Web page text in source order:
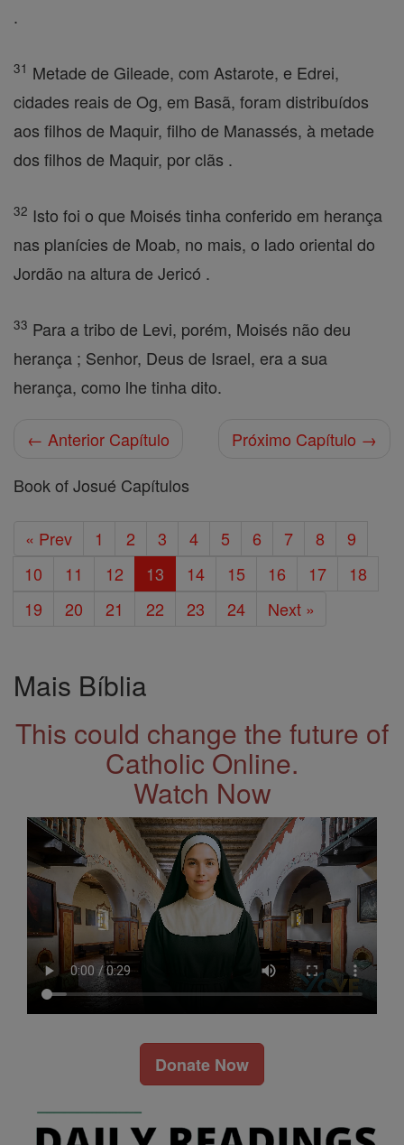
.
31 Metade de Gileade, com Astarote, e Edrei,
cidades reais de Og, em Basã, foram distribuídos
aos filhos de Maquir, filho de Manassés, à metade
dos filhos de Maquir, por clãs .
32 Isto foi o que Moisés tinha conferido em herança
nas planícies de Moab, no mais, o lado oriental do
Jordão na altura de Jericó .
33 Para a tribo de Levi, porém, Moisés não deu
herança ; Senhor, Deus de Israel, era a sua
herança, como lhe tinha dito.
← Anterior Capítulo
Próximo Capítulo →
Book of Josué Capítulos
« Prev 1 2 3 4 5 6 7 8
9
10
11 12 13 14 15 16 17
18
19
20 21 22 23 24 Next »
Mais Bíblia
This could change the future of
Catholic Online.
Watch Now
Donate Now